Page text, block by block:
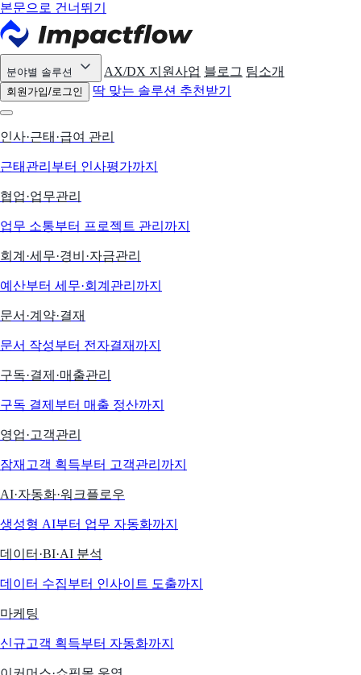
본문으로 건너뛰기
분야별 솔루션 AX/DX 지원사업 블로그 팀소개
회원가입/로그인 딱 맞는 솔루션 추천받기
인사·근태·급여 관리
근태관리부터 인사평가까지
협업·업무관리
업무 소통부터 프로젝트 관리까지
회계·세무·경비·자금관리
예산부터 세무·회계관리까지
문서·계약·결재
문서 작성부터 전자결재까지
구독·결제·매출관리
구독 결제부터 매출 정산까지
영업·고객관리
잠재고객 획득부터 고객관리까지
AI·자동화·워크플로우
생성형 AI부터 업무 자동화까지
데이터·BI·AI 분석
데이터 수집부터 인사이트 도출까지
마케팅
신규고객 획득부터 자동화까지